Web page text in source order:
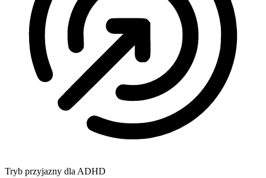
Tryb przyjazny dla ADHD